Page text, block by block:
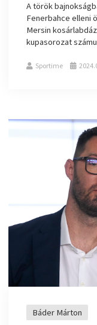
A török
Fenerbahce elleni
Mersin
kupasorozat
Sportime
Báder Márton